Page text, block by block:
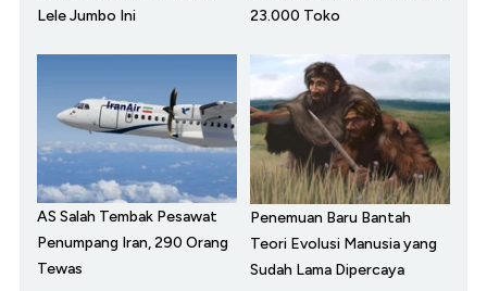
Lele Jumbo Ini
23.000 Toko
AS Salah Tembak Pesawat
Penumpang Iran, 290 Orang
Tewas
Penemuan Baru Bantah
Teori Evolusi Manusia yang
Sudah Lama Dipercaya